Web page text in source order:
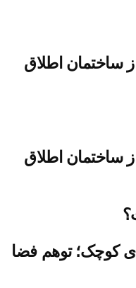
ساختمان اطلاق
ساختمان اطلاق
کوچک؛ توهم فضا